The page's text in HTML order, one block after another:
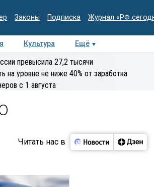
Законы Подписка Журнал «РФ
Культура Ещё
Колумнисты
экспертиза
превысила 27,2 тысячи
на уровне не ниже 40% от заработка
с 1 августа
Читать нас в